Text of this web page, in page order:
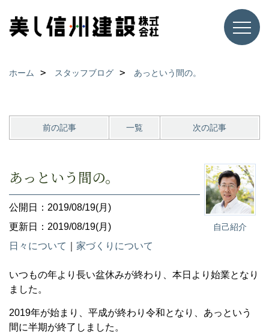
ホーム スタッフブログ あっという間の。
前の記事 一覧 次の記事
自己紹介
あっという間の。
公開日：2019/08/19(月)
更新日：2019/08/19(月)
日々について
家づくりについて
いつもの年より長い盆休みが終わり、本日より始業となり
ました。
2019年が始まり、平成が終わり令和となり、あっという
間に半期が終了しました。